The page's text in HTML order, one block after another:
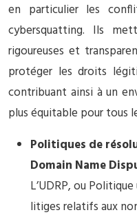
en particulier les
cybersquatting. Ils
rigoureuses et
protéger les droits
contribuant ainsi à un
plus équitable pour tous
Politiques de
Domain Name
L’UDRP, ou
litiges relatifs aux